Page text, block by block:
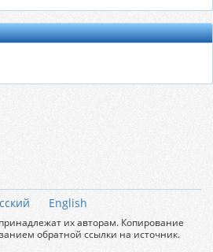
English
их авторам. Копирование
обратной ссылки на источник.